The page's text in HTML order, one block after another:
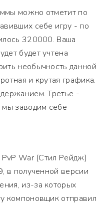
можно отметит по
себе игру - по
320000. Ваша
будет учтена
необычность данной
и крутая графика.
Третье -
мы заводим себе
PvP War (Стил Рейдж)
в полученной версии
из-за которых
компоновщик отправил